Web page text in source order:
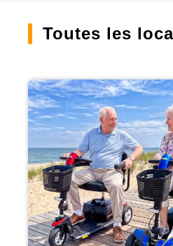
Toutes les